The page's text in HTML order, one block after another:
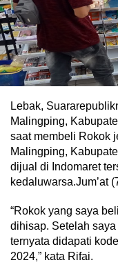
Lebak,
Malingping,
saat membeli Rokok
Malingping,
dijual di Indomaret
kedaluwarsa.Jum’at
“Rokok yang saya
dihisap. Setelah
ternyata didapati
2024,” kata Rifai.